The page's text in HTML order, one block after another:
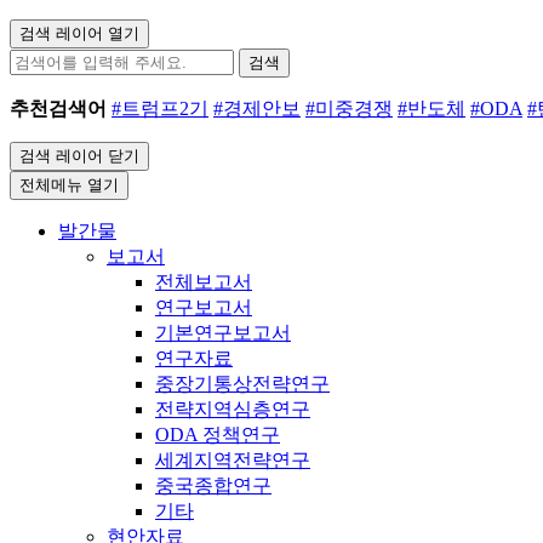
검색 레이어 열기
검색
추천검색어 #트럼프2기 #경제안보 #미중경쟁 #반도체 #ODA #
검색 레이어 닫기
전체메뉴 열기
발간물
보고서
전체보고서
연구보고서
기본연구보고서
연구자료
중장기통상전략연구
전략지역심층연구
ODA 정책연구
세계지역전략연구
중국종합연구
기타
현안자료